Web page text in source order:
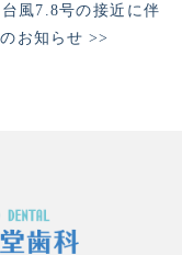
台風7.8号の接近に伴
のお知らせ>>